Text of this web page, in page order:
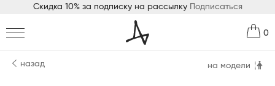
Скидка 10% за подписку на рассылку Подписаться
0
назад на модели